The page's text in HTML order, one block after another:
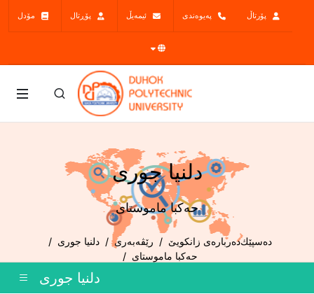
پۆرتاڵ پەیوەندی ئیمەیڵ پۆڕتال مۆدل
دلنیا جوری
حەکبا ماموستای
دەسپێكده‌رباره‌ی زانكویێ رێڤەبەری
دلنیا جوری
حەکبا ماموستای
دلنیا جوری